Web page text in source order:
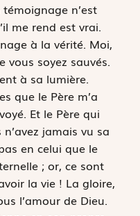
n’est
me rend est vrai.
à la vérité. Moi,
vous soyez sauvés.
à sa lumière.
que le Père m’a
Et le Père qui
jamais vu sa
en celui que le
; or, ce sont
la vie ! La gloire,
l’amour de Dieu.